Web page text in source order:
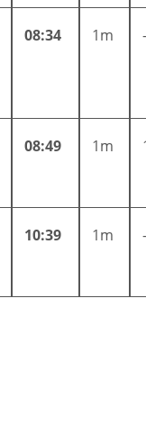
08:34 1m
08:49 1m
10:39 1m